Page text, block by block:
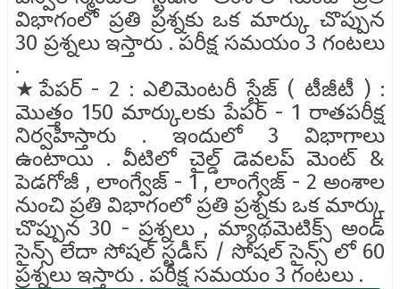
విభాగంలో ప్రతి ప్రశ్నకు ఒక మార్కు చొప్పున
30 ప్రశ్నలు ఇస్తారు . పరీక్ష సమయం 3 గంటలు
.
★పేపర్ - 2 : ఎలిమెంటరీ స్టేజ్ ( టీజీటీ ) :
మొత్తం 150 మార్కులకు పేపర్ - 1 రాతపరీక్ష
నిర్వహిస్తారు . ఇందులో 3 విభాగాలు
ఉంటాయి . వీటిలో చైల్డ్ డెవలప్ మెంట్ &
పెడగోజీ , లాంగ్వేజ్ - 1 , లాంగ్వేజ్ - 2 అంశాల
నుంచి ప్రతి విభాగంలో ప్రతి ప్రశ్నకు ఒక మార్కు
చొప్పున 30 - ప్రశ్నలు , మ్యాథమెటిక్స్ అండ్
సైన్స్ లేదా సోషల్ స్టడీస్ / సోషల్ సైన్స్ లో 60
ప్రశ్నలు ఇస్తారు . పరీక్ష సమయం 3 గంటలు .